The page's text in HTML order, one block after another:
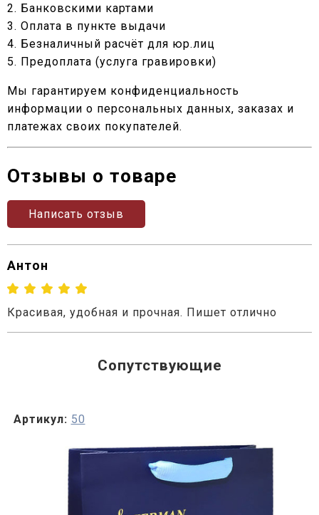
2. Банковскими картами
3. Оплата в пункте выдачи
4. Безналичный расчёт для юр.лиц
5. Предоплата (услуга гравировки)
Мы гарантируем конфиденциальность
информации о персональных данных, заказах и
платежах своих покупателей.
Отзывы о товаре
Написать отзыв
Антон
Красивая, удобная и прочная. Пишет отлично
Сопутствующие
Артикул: 50